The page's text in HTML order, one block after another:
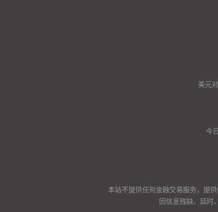
美元
今
本站不提供任何金融交易服务，提
因信息残缺、延时